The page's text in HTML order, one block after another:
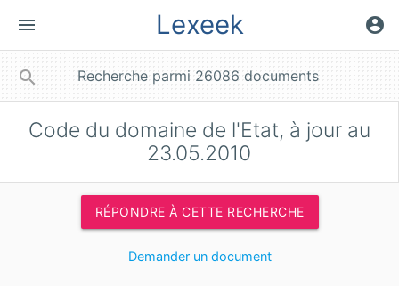
menu Lexeek account_circle
search
Code du domaine de l'Etat, à jour au
23.05.2010
RÉPONDRE À CETTE RECHERCHE
Demander un document